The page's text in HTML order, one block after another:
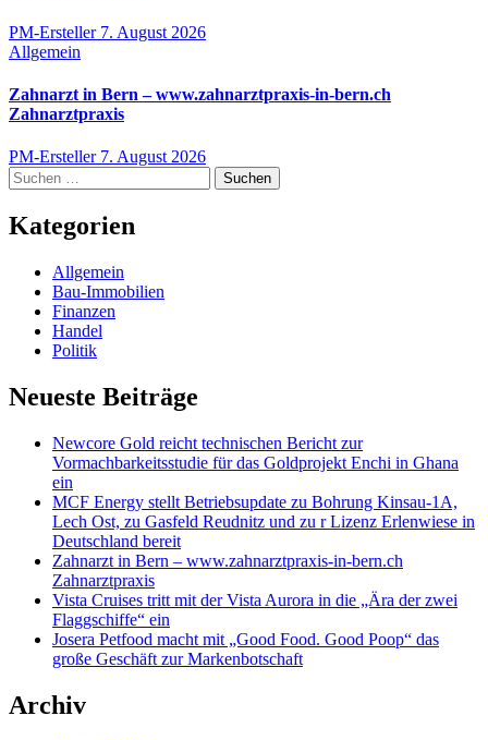
PM-Ersteller 7. August 2026
Allgemein
Zahnarzt in Bern – www.zahnarztpraxis-in-bern.ch
Zahnarztpraxis
PM-Ersteller 7. August 2026
Suchen
nach:
Kategorien
Allgemein
Bau-Immobilien
Finanzen
Handel
Politik
Neueste Beiträge
Newcore Gold reicht technischen Bericht zur
Vormachbarkeitsstudie für das Goldprojekt Enchi in Ghana
ein
MCF Energy stellt Betriebsupdate zu Bohrung Kinsau-1A,
Lech Ost, zu Gasfeld Reudnitz und zu r Lizenz Erlenwiese in
Deutschland bereit
Zahnarzt in Bern – www.zahnarztpraxis-in-bern.ch
Zahnarztpraxis
Vista Cruises tritt mit der Vista Aurora in die „Ära der zwei
Flaggschiffe“ ein
Josera Petfood macht mit „Good Food. Good Poop“ das
große Geschäft zur Markenbotschaft
Archiv